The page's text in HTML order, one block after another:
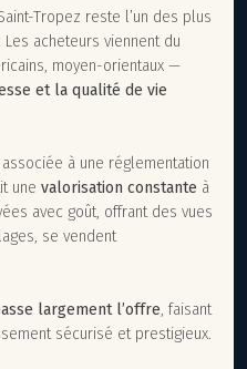
Tropez reste l’un des plus
acheteurs viennent du
moyen-orientaux —
et la qualité de vie
à une réglementation
une valorisation constante à
avec goût, offrant des vues
se vendent
largement l’offre, faisant
sécurisé et prestigieux.